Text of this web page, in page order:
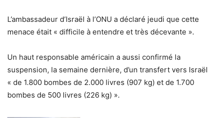
L’ambassadeur d’Israël à l’ONU a déclaré jeudi que cette
menace était « difficile à entendre et très décevante ».
Un haut responsable américain a aussi confirmé la
suspension, la semaine dernière, d’un transfert vers Israël
« de 1.800 bombes de 2.000 livres (907 kg) et de 1.700
bombes de 500 livres (226 kg) ».